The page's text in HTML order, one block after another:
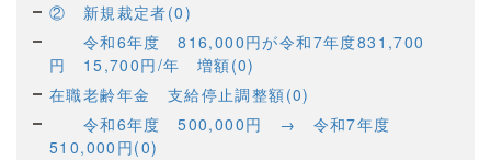
② 新規裁定者(0)
令和6年度 816,000円が令和7年度831,700
円 15,700円/年 増額(0)
在職老齢年金 支給停止調整額(0)
令和6年度 500,000円 → 令和7年度
510,000円(0)